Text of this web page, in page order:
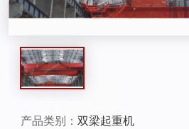
产品类别： 双梁起重机